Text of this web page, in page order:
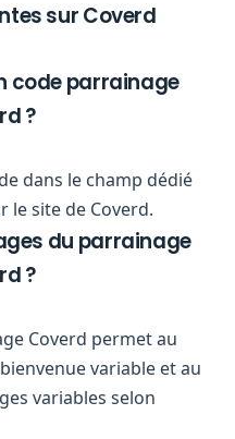
sur Coverd
code parrainage
?
dans le champ dédié
le site de Coverd.
du parrainage
?
Coverd permet au
variable et au
variables selon